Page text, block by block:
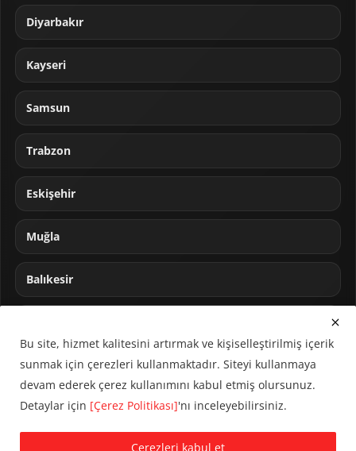
Diyarbakır
Kayseri
Samsun
Trabzon
Eskişehir
Muğla
Balıkesir
© 2024 CUMHA (Cumhur Haber Ajansı) Tüm hakları saklıdır.
Bu site, hizmet kalitesini artırmak ve kişiselleştirilmiş içerik
sunmak için çerezleri kullanmaktadır. Siteyi kullanmaya
devam ederek çerez kullanımını kabul etmiş olursunuz.
Detaylar için [Çerez Politikası]'nı inceleyebilirsiniz.
Çerezleri kabul et